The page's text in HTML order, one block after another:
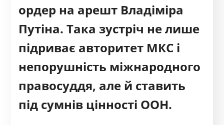
ордер на арешт Владіміра
Путіна. Така зустріч не лише
підриває авторитет МКС і
непорушність міжнародного
правосуддя, але й ставить
під сумнів цінності ООН.